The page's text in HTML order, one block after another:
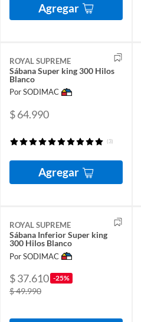
Agregar
ROYAL SUPREME
Sábana Super king 300 Hilos
Blanco
Por SODIMAC
$ 64.990
(3)
Agregar
ROYAL SUPREME
Sábana Inferior Super king
300 Hilos Blanco
Por SODIMAC
$ 37.610 -25%
$ 49.990